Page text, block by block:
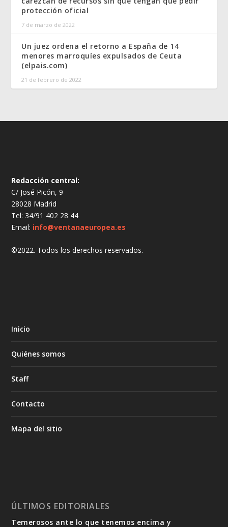
protección oficial
7 de marzo de 2022
Un juez ordena el retorno a España de 14
menores marroquíes expulsados de Ceuta
(elpais.com)
21 de febrero de 2022
Redacción central:
C/ José Picón, 9
28028 Madrid
Tel: 34/91 402 28 44
Email: info@ventanaeuropea.es
©2022. Todos los derechos reservados.
Inicio
Quiénes somos
Staff
Contacto
Mapa del sitio
ÚLTIMOS EDITORIALES
Temerosos ante lo que tenemos encima y